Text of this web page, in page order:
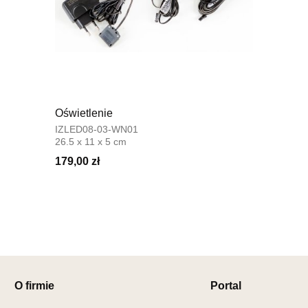
Oświetlenie
IZLED08-03-WN01
26.5 x 11 x 5 cm
179,00 zł
O firmie Portal